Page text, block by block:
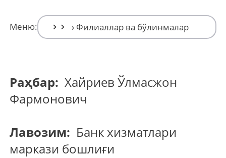
Меню:
Раҳбар: Хайриев Ўлмасжон
Фармонович
Лавозим: Банк хизматлари
маркази бошлиғи